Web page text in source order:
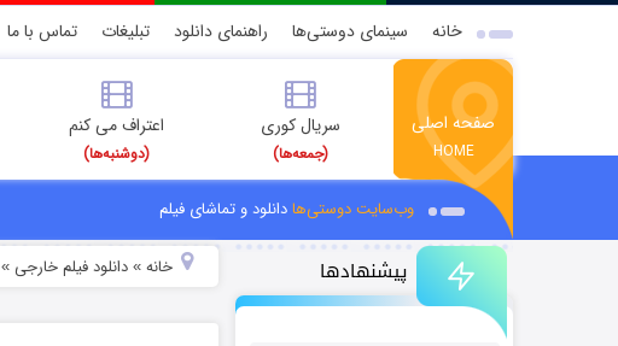
خانه سینمای دوستی‌ها راهنمای دانلود تبلیغات تماس با ما
صفحه اصلی
HOME
سریال کوری
(جمعه‌ها)
اعتراف می کنم
(دوشنبه‌ها)
وب‌سایت دوستی‌هادانلود و تماشای فیلم
پیشنهادها خانه» دانلود فیلم خارجی »